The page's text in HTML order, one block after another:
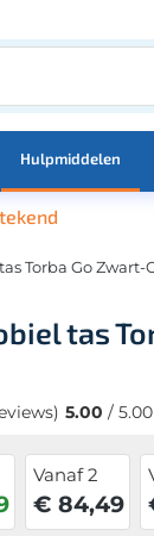
Hulpmiddelen
Torba Go Zwart-
tas
5.00 / 5.00
Vanaf 2
€ 84,49